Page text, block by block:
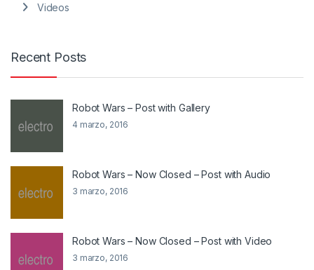
Videos
Recent Posts
Robot Wars – Post with Gallery
4 marzo, 2016
Robot Wars – Now Closed – Post with Audio
3 marzo, 2016
Robot Wars – Now Closed – Post with Video
3 marzo, 2016